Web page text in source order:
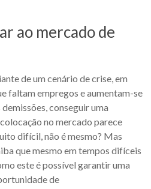
ao mercado de
de um cenário de crise, em
faltam empregos e aumentam-se
demissões, conseguir uma
no mercado parece
difícil, não é mesmo? Mas
que mesmo em tempos difíceis
este é possível garantir uma
de